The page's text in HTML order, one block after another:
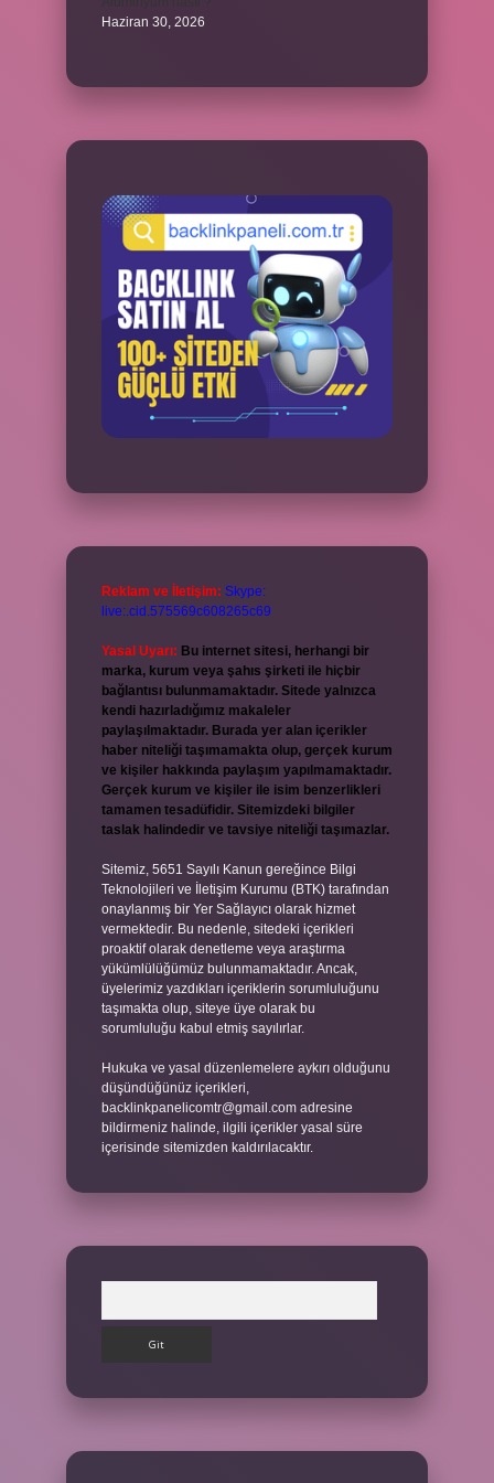
Haziran 30, 2026
Reklam ve İletişim: Skype:
live:.cid.575569c608265c69
Yasal Uyarı: Bu internet sitesi, herhangi bir
marka, kurum veya şahıs şirketi ile hiçbir
bağlantısı bulunmamaktadır. Sitede yalnızca
kendi hazırladığımız makaleler
paylaşılmaktadır. Burada yer alan içerikler
haber niteliği taşımamakta olup, gerçek kurum
ve kişiler hakkında paylaşım yapılmamaktadır.
Gerçek kurum ve kişiler ile isim benzerlikleri
tamamen tesadüfidir. Sitemizdeki bilgiler
taslak halindedir ve tavsiye niteliği taşımazlar.
Sitemiz, 5651 Sayılı Kanun gereğince Bilgi
Teknolojileri ve İletişim Kurumu (BTK) tarafından
onaylanmış bir Yer Sağlayıcı olarak hizmet
vermektedir. Bu nedenle, sitedeki içerikleri
proaktif olarak denetleme veya araştırma
yükümlülüğümüz bulunmamaktadır. Ancak,
üyelerimiz yazdıkları içeriklerin sorumluluğunu
taşımakta olup, siteye üye olarak bu
sorumluluğu kabul etmiş sayılırlar.
Hukuka ve yasal düzenlemelere aykırı olduğunu
düşündüğünüz içerikleri,
backlinkpanelicomtr@gmail.com adresine
bildirmeniz halinde, ilgili içerikler yasal süre
içerisinde sitemizden kaldırılacaktır.